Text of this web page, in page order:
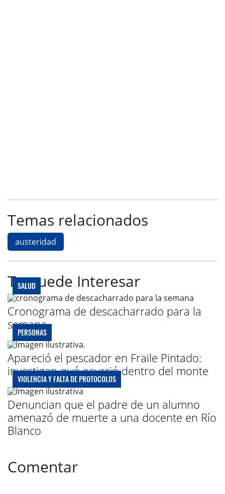
Temas relacionados
austeridad
Te puede Interesar
SALUD
Cronograma de descacharrado para la
semana
PERSONAS
Apareció el pescador en Fraile Pintado:
investigan qué ocurrió dentro del monte
VIOLENCIA Y FALTA DE PROTOCOLOS
Denuncian que el padre de un alumno
amenazó de muerte a una docente en Río
Blanco
Comentar